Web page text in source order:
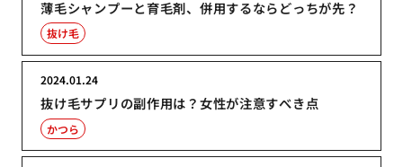
薄毛シャンプーと育毛剤、併用するならどっちが先？
抜け毛
抜け毛サプリの副作用は？女性が注意すべき点
2024.01.24
かつら